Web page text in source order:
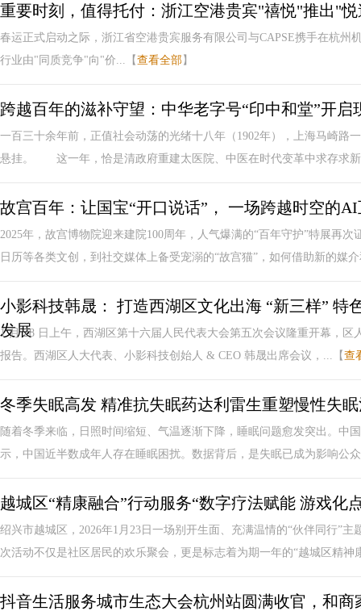
重要时刻，值得托付：浙江空港贵宾"禧悦"推出"悦
春运正式启动之际，浙江省空港贵宾服务有限公司与CAPSE携手在
行业由"同质竞争"向"价...【 查看全部 】
跨越百年的滋补守望：中华老字号“印中和堂”开启
一百三十余年前，正值社会动荡的光绪十八年（1902年），上海马崎
悬挂。 这一年，恰是清政府重建太医院、中医在时代变革中求存求
故宫百年：让国宝“开口说话”， 一场跨越时空的
2025年，故宫博物院迎来建院100周年，人气爆满的“百年守护”特展再
日历等各类文创，到社交媒体上备受宠溺的“故宫猫”，如何借助新的媒
小影科技韩晟： 打造西湖区文化出海 “新三样” 特
发展
1 月 28 日上午，西湖区第十六届人民代表大会第五次会议隆重开幕，
报告。西湖区人大代表、小影科技创始人 & CEO 韩晟出席会议，...【 查
冬季失眠高发 精准抗失眠药达利雷生重塑慢性失
随着冬季来临，日照时间缩短、气温逐渐下降，睡眠问题愈发突出。中
示，中国近半数成年人存在睡眠困扰。数据背后，是失眠已成为影响公
越城区“精康融合”行动服务“数字疗法赋能 游戏化
绍兴市越城区，2026年1月23日一场别开生面、充满温情的“伙伴同行”
次活动不仅是社区居民的欢乐聚会，更是标志着为期一年的“越城区精神
抖音生活服务城市生态大会杭州站圆满收官，和